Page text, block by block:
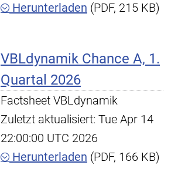
Herunterladen (PDF, 215 KB)
VBLdynamik Chance A, 1.
Quartal 2026
Factsheet VBLdynamik
Zuletzt aktualisiert: Tue Apr 14
22:00:00 UTC 2026
Herunterladen (PDF, 166 KB)